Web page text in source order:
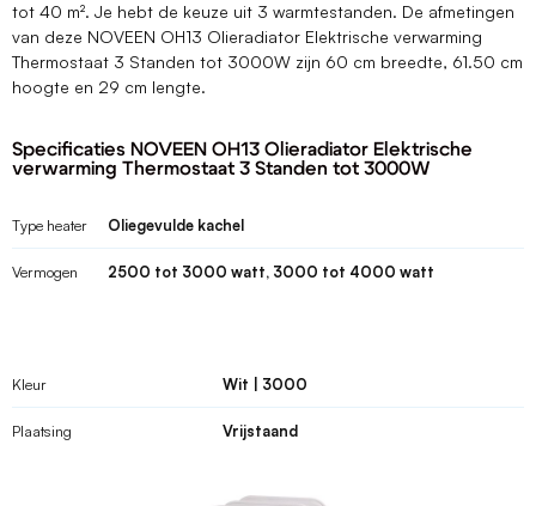
tot 40 m². Je hebt de keuze uit 3 warmtestanden. De afmetingen
van deze NOVEEN OH13 Olieradiator Elektrische verwarming
Thermostaat 3 Standen tot 3000W zijn 60 cm breedte, 61.50 cm
hoogte en 29 cm lengte.
Specificaties NOVEEN OH13 Olieradiator Elektrische
verwarming Thermostaat 3 Standen tot 3000W
Type heater Oliegevulde kachel
Vermogen 2500 tot 3000 watt, 3000 tot 4000 watt
Kleur Wit | 3000
Plaatsing Vrijstaand